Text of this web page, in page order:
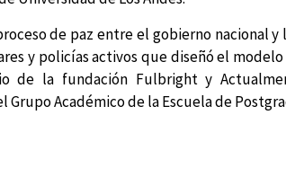
de paz entre el gobierno nacional y
y policías activos que diseñó el modelo
de la fundación Fulbright y
Académico de la Escuela de